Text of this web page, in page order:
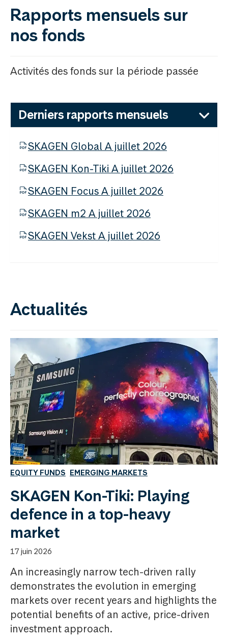
Rapports mensuels sur
nos fonds
Activités des fonds sur la période passée
Derniers rapports mensuels
SKAGEN Global A juillet 2026
SKAGEN Kon-Tiki A juillet 2026
SKAGEN Focus A juillet 2026
SKAGEN m2 A juillet 2026
SKAGEN Vekst A juillet 2026
Actualités
EQUITY FUNDS EMERGING MARKETS
SKAGEN Kon-Tiki: Playing
defence in a top-heavy
market
17 juin 2026
An increasingly narrow tech-driven rally
demonstrates the evolution in emerging
markets over recent years and highlights the
potential benefits of an active, price-driven
investment approach.